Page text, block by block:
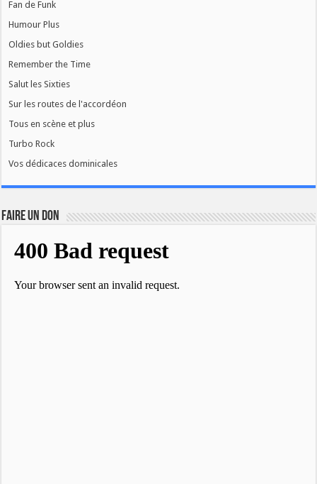
Fan de Funk
Humour Plus
Oldies but Goldies
Remember the Time
Salut les Sixties
Sur les routes de l'accordéon
Tous en scène et plus
Turbo Rock
Vos dédicaces dominicales
FAIRE UN DON